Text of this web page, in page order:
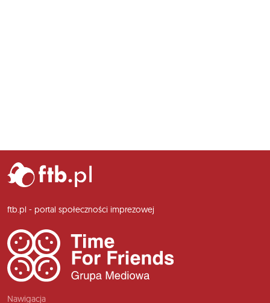
ftb.pl - portal społeczności imprezowej
Nawigacja